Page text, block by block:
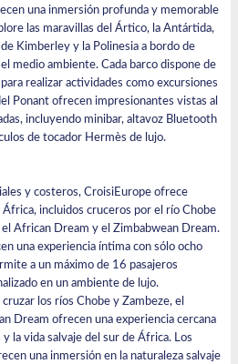
una inmersión profunda y memorable
las maravillas del Ártico, la Antártida,
Kimberley y la Polinesia a bordo de
medio ambiente. Cada barco dispone de
realizar actividades como excursiones
Ponant ofrecen impresionantes vistas al
incluyendo minibar, altavoz Bluetooth
de tocador Hermès de lujo.
y costeros, CroisiEurope ofrece
incluidos cruceros por el río Chobe
el African Dream y el Zimbabwean Dream.
una experiencia íntima con sólo ocho
a un máximo de 16 pasajeros
en un ambiente de lujo.
los ríos Chobe y Zambeze, el
Dream ofrecen una experiencia cercana
la vida salvaje del sur de África. Los
una inmersión en la naturaleza salvaje